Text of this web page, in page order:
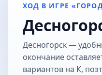
ХОД В ИГРЕ
Десногорск —
окончание
вариантов на К,